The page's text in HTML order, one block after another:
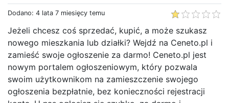
Dodano: 4 lata 7 miesięcy temu
Jeżeli chcesz coś sprzedać, kupić, a może szukasz
nowego mieszkania lub działki? Wejdź na Ceneto.pl i
zamieść swoje ogłoszenie za darmo! Ceneto.pl jest
nowym portalem ogłoszeniowym, który pozwala
swoim użytkownikom na zamieszczenie swojego
ogłoszenia bezpłatnie, bez konieczności rejestracji